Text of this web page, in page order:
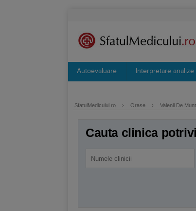
Autoevaluare Interpretare analize
SfatulMedicului.ro › Orase › Valenii De
Cauta clinica